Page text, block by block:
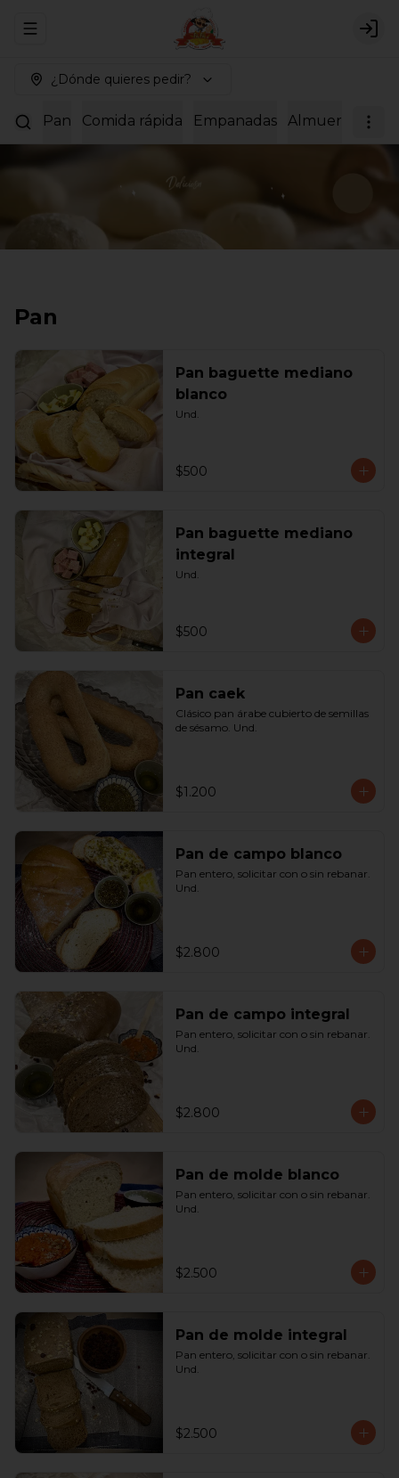
Abrir menu de navegación
¿Dónde quieres pedir?
Pan Comida rápida Empanadas Almuerzos
Pan
Pan baguette mediano
blanco
Und.
$500
Pan baguette mediano
integral
Und.
$500
Pan caek
Clásico pan árabe cubierto de semillas
de sésamo. Und.
$1.200
Pan de campo blanco
Pan entero, solicitar con o sin rebanar.
Und.
$2.800
Pan de campo integral
Pan entero, solicitar con o sin rebanar.
Und.
$2.800
Pan de molde blanco
Pan entero, solicitar con o sin rebanar.
Und.
$2.500
Pan de molde integral
Pan entero, solicitar con o sin rebanar.
Und.
$2.500